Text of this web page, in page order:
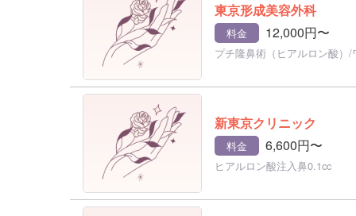
東京形成美容外科
料金 12,000円〜
プチ隆鼻術（ヒアルロン酸）/
新東京クリニック
料金 6,600円〜
ヒアルロン酸注入鼻0.1cc